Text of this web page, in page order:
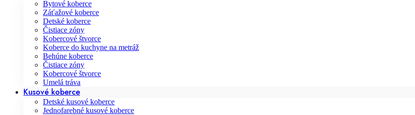
Bytové koberce
Záťažové koberce
Detské koberce
Čistiace zóny
Kobercové štvorce
Koberce do kuchyne na metráž
Behúne koberce
Čistiace zóny
Kobercové štvorce
Umelá tráva
Kusové koberce
Detské kusové koberce
Jednofarebné kusové koberce